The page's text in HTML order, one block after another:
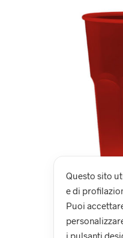
Questo sito
e di
Puoi
i pulsanti